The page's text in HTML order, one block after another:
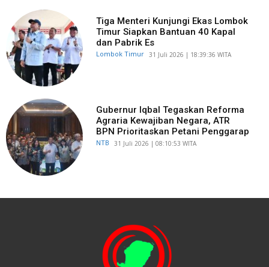
Tiga Menteri Kunjungi Ekas Lombok
Timur Siapkan Bantuan 40 Kapal
dan Pabrik Es
Lombok Timur ​31 Juli 2026 | 18:39:36 WITA
Gubernur Iqbal Tegaskan Reforma
Agraria Kewajiban Negara, ATR
BPN Prioritaskan Petani Penggarap
NTB ​31 Juli 2026 | 08:10:53 WITA